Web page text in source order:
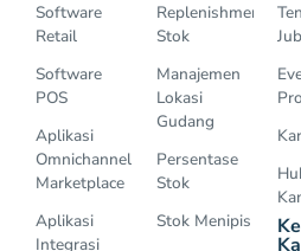
Software
Retail
Software
POS
Aplikasi
Omnichannel
Marketplace
Aplikasi
Integrasi
Replenishment
Stok
Manajemen
Lokasi
Gudang
Persentase
Stok
Stok Menipis